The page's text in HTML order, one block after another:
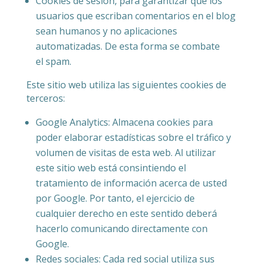
usuarios que escriban comentarios en el blog
sean humanos y no aplicaciones
automatizadas. De esta forma se combate
el spam.
Este sitio web utiliza las siguientes cookies de
terceros:
Google Analytics: Almacena cookies para
poder elaborar estadísticas sobre el tráfico y
volumen de visitas de esta web. Al utilizar
este sitio web está consintiendo el
tratamiento de información acerca de usted
por Google. Por tanto, el ejercicio de
cualquier derecho en este sentido deberá
hacerlo comunicando directamente con
Google.
Redes sociales: Cada red social utiliza sus